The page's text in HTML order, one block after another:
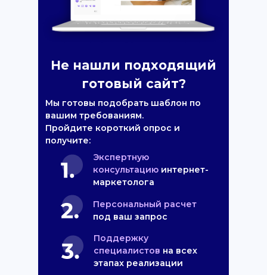
Не нашли подходящий
готовый сайт?
Мы готовы подобрать шаблон по
вашим требованиям.
Пройдите короткий опрос и
получите:
Экспертную
консультацию интернет-
маркетолога
Персональный расчет
под ваш запрос
Поддержку
специалистов на всех
этапах реализации